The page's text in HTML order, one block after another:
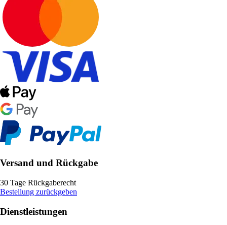
Versand und Rückgabe
30 Tage Rückgaberecht
Bestellung zurückgeben
Dienstleistungen